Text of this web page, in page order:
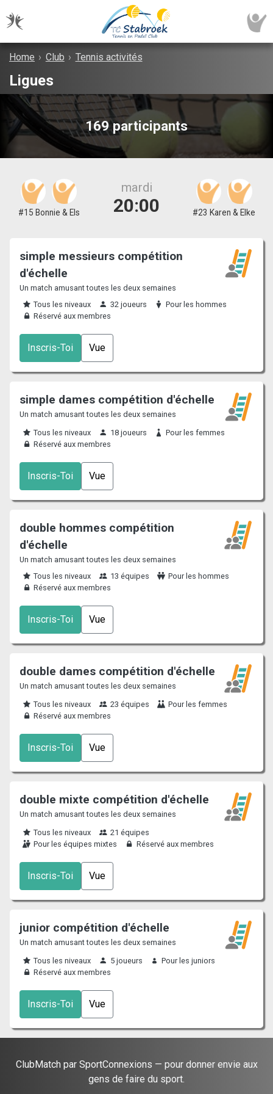
Home › Club › Tennis activités
Ligues
169 participants
#15 Bonnie & Els
mardi
20:00 #23 Karen & Elke
simple messieurs compétition
d'échelle
Un match amusant toutes les deux semaines
Tous les niveaux
32 joueurs
Pour les hommes
Réservé aux membres
Inscris-Toi Vue
simple dames compétition d'échelle
Un match amusant toutes les deux semaines
Tous les niveaux
18 joueurs
Pour les femmes
Réservé aux membres
Inscris-Toi Vue
double hommes compétition
d'échelle
Un match amusant toutes les deux semaines
Tous les niveaux
13 équipes
Pour les hommes
Réservé aux membres
Inscris-Toi Vue
double dames compétition d'échelle
Un match amusant toutes les deux semaines
Tous les niveaux
23 équipes
Pour les femmes
Réservé aux membres
Inscris-Toi Vue
double mixte compétition d'échelle
Un match amusant toutes les deux semaines
Tous les niveaux
21 équipes
Pour les équipes mixtes
Réservé aux membres
Inscris-Toi Vue
junior compétition d'échelle
Un match amusant toutes les deux semaines
Tous les niveaux
5 joueurs
Pour les juniors
Réservé aux membres
Inscris-Toi Vue
ClubMatch par SportConnexions — pour donner envie aux
gens de faire du sport.